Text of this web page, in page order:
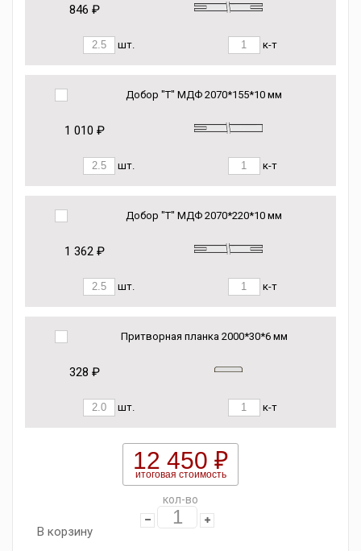
846 ₽
шт. к-т
Добор "Т" МДФ 2070*155*10 мм
1 010 ₽
шт. к-т
Добор "Т" МДФ 2070*220*10 мм
1 362 ₽
шт. к-т
Притворная планка 2000*30*6 мм
328 ₽
шт. к-т
12 450 ₽
итоговая стоимость
кол-во
В корзину